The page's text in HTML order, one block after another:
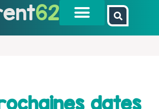
62
dates